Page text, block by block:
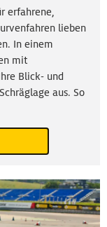
erfahrene,
lieben
In einem
mit
Blick- und
aus. So